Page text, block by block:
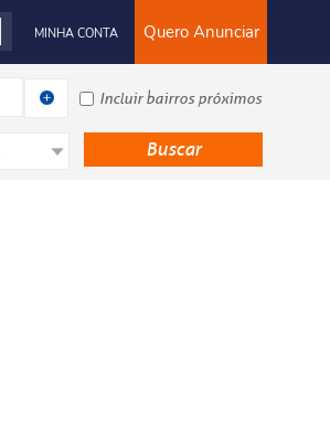
Quero Anunciar
MINHA CONTA
Incluir bairros próximos